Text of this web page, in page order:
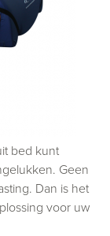
bed kunt
Geen
Dan is het
voor uw